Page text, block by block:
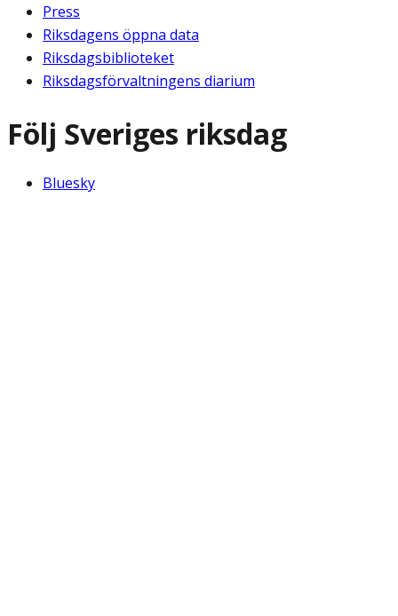
Press
Riksdagens öppna data
Riksdagsbiblioteket
Riksdagsförvaltningens diarium
Följ Sveriges riksdag
Bluesky